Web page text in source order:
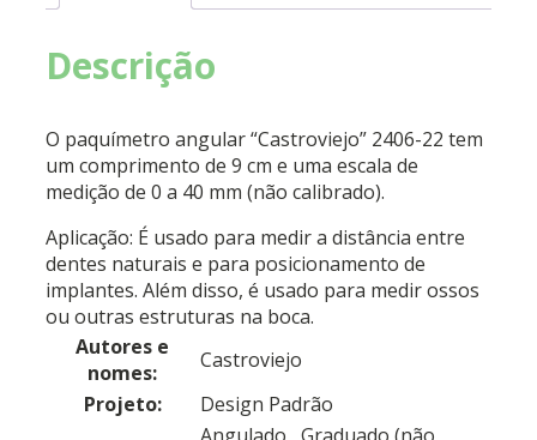
Descrição
O paquímetro angular “Castroviejo” 2406-22 tem
um comprimento de 9 cm e uma escala de
medição de 0 a 40 mm (não calibrado).
Aplicação: É usado para medir a distância entre
dentes naturais e para posicionamento de
implantes. Além disso, é usado para medir ossos
ou outras estruturas na boca.
Autores e
nomes:
Castroviejo
Projeto:
Design Padrão